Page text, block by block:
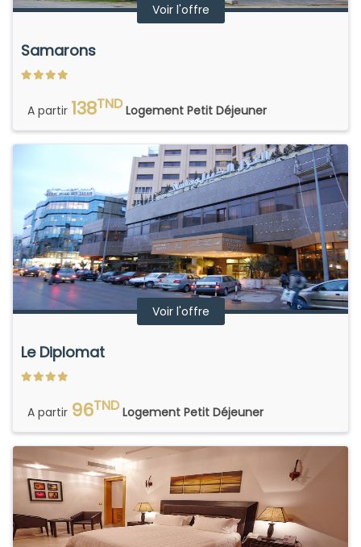
Voir l'offre
Samarons
A partir 138TND Logement Petit Déjeuner
Voir l'offre
Le Diplomat
A partir 96TND Logement Petit Déjeuner